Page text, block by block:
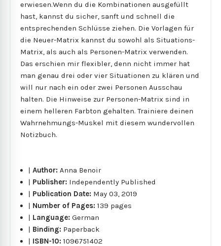
erwiesen.Wenn du die Kombinationen ausgefüllt
hast, kannst du sicher, sanft und schnell die
entsprechenden Schlüsse ziehen. Die Vorlagen für
die Neuer-Matrix kannst du sowohl als Situations-
Matrix, als auch als Personen-Matrix verwenden.
Das erschien mir flexibler, denn nicht immer hat
man genau drei oder vier Situationen zu klären und
will nur nach ein oder zwei Personen Ausschau
halten. Die Hinweise zur Personen-Matrix sind in
einem helleren Farbton gehalten. Trainiere deinen
Wahrnehmungs-Muskel mit diesem wundervollen
Notizbuch.
|Author:Anna Benoir
| Publisher: Independently Published
| Publication Date: May 03, 2019
| Number of Pages:139 pages
| Language:German
| Binding: Paperback
| ISBN-10:1096751402